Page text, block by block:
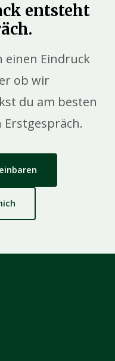
entsteht
einen Eindruck
ob wir
du am besten